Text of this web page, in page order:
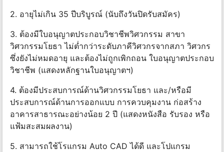
2. อายุไม่เกิน 35 ปีบริบูรณ์ (นับถึงวันปิดรับสมัคร)
3. ต้องมีใบอนุญาตประกอบวิชาชีพวิศวกรรม สาขา
วิศวกรรมโยธา ไม่ต่ำกว่าระดับภาคีวิศวกรจากสภา วิศวกร
ซึ่งยังไม่หมดอายุ และต้องไม่ถูกเพิกถอน ใบอนุญาตประกอบ
วิชาชีพ (แสดงหลักฐานใบอนุญาตฯ)
4. ต้องมีประสบการณ์ด้านวิศวกรรมโยธา และ/หรือมี
ประสบการณ์ด้านการออกแบบ การควบคุมงาน ก่อสร้าง
อาคารสาธารณะอย่างน้อย 2 ปี (แสดงหนังสือ รับรอง หรือ
แฟ้มสะสมผลงาน)
5. สามารถใช้โรแกรม Auto CAD ได้ดี และโปแกรม